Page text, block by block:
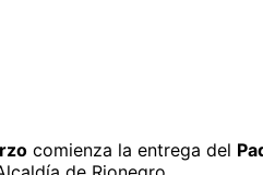
comienza la entrega del